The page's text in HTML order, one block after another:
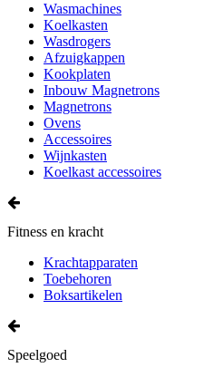
Wasmachines
Koelkasten
Wasdrogers
Afzuigkappen
Kookplaten
Inbouw Magnetrons
Magnetrons
Ovens
Accessoires
Wijnkasten
Koelkast accessoires
Fitness en kracht
Krachtapparaten
Toebehoren
Boksartikelen
Speelgoed